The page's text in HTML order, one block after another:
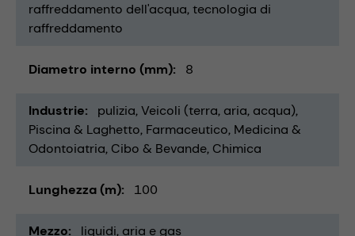
raffreddamento dell'acqua tecnologia di
raffreddamento
Diametro interno (mm) 8
Industrie pulizia Veicoli (terra, aria, acqua)
Piscina & Laghetto Farmaceutico Medicina &
Odontoiatria Cibo & Bevande Chimica
Lunghezza (m) 100
Mezzo liquidi aria e gas